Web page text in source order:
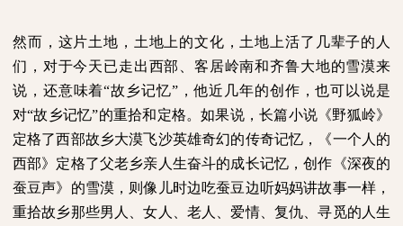
然而，这片土地，土地上的文化，土地上活了几辈子的人
们，对于今天已走出西部、客居岭南和齐鲁大地的雪漠来
说，还意味着“故乡记忆”，他近几年的创作，也可以说是
对“故乡记忆”的重拾和定格。如果说，长篇小说《野狐岭》
定格了西部故乡大漠飞沙英雄奇幻的传奇记忆，《一个人的
西部》定格了父老乡亲人生奋斗的成长记忆，创作《深夜的
蚕豆声》的雪漠，则像儿时边吃蚕豆边听妈妈讲故事一样，
重拾故乡那些男人、女人、老人、爱情、复仇、寻觅的人生